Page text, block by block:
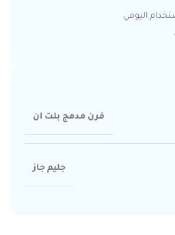
اليومي
فرن مدمج بلت ان
جليم جاز